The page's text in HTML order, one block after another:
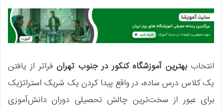
انتخاببهترین آموزشگاه کنکور در جنوب تهرانفراتر از یافتن
یک کلاس درس ساده، در واقع پیدا کردن یک شریک استراتژیک
برای عبور از سخت‌ترین چالش تحصیلی دوران دانش‌آموزی